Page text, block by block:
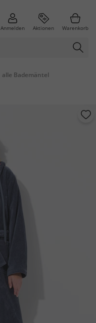
Anmelden Aktionen Warenkorb
alle Bademäntel